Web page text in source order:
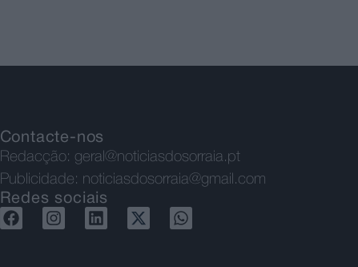
Contacte-nos
Redacção: geral@noticiasdosorraia.pt
Publicidade: noticiasdosorraia@gmail.com
Redes sociais